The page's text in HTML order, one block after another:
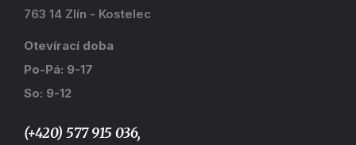
763 14 Zlín - Kostelec
Otevírací doba
Po-Pá: 9-17
So: 9-12
(+420) 577 915 036,